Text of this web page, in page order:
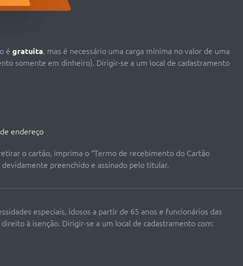
égratuita, mas é necessário uma carga mínima no valor de uma
somente em dinheiro). Dirigir-se a um local de cadastramento
endereço
o cartão, imprima o “Termo de recebimento do Cartão
preenchido e assinado pelo titular.
especiais, idosos a partir de 65 anos e funcionários das
à isenção. Dirigir-se a um local de cadastramento com: